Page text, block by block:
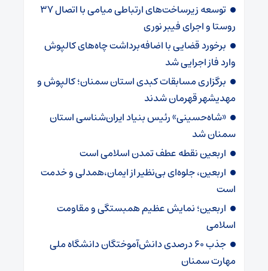
توسعه زیرساخت‌های ارتباطی میامی با اتصال ۳۷
روستا و اجرای فیبر نوری
برخورد قضایی با اضافه‌برداشت چاه‌های کالپوش
وارد فاز اجرایی شد
برگزاری مسابقات کبدی استان سمنان؛ کالپوش و
مهدیشهر قهرمان شدند
«شاه‌حسینی» رئیس بنیاد ایران‌شناسی استان
سمنان شد
اربعین نقطه عطف تمدن اسلامی است
اربعین، جلوه‌ای بی‌نظیر از ایمان،همدلی و خدمت
است
اربعین؛ نمایش عظیم همبستگی و مقاومت
اسلامی
جذب ۶۰ درصدی دانش‌آموختگان دانشگاه ملی
مهارت سمنان